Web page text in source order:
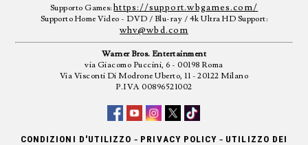
Supporto Games:https://support.wbgames.com/
Supporto Home Video - DVD / Blu-ray / 4k Ultra HD Support:
whv@wbd.com
Warner Bros. Entertainment
via Giacomo Puccini, 6 - 00198 Roma
Via Visconti Di Modrone Uberto, 11 - 20122 Milano
P.IVA 00896521002
CONDIZIONI D'UTILIZZO - PRIVACY POLICY - UTILIZZO DEI